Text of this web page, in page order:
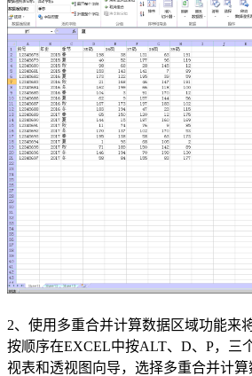
2、使用多重合并计算数据区域功能来
按顺序在EXCEL中按ALT、D、P，三
视表和透视图向导，选择多重合并计